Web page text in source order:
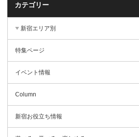
カテゴリー
新宿エリア別
特集ページ
イベント情報
Column
新宿お役立ち情報